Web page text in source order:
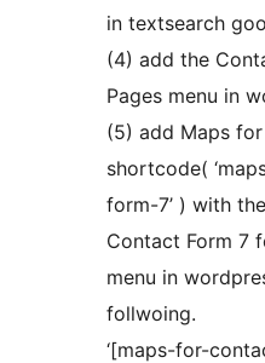
in textsearch
(4) add the
Pages menu in
(5) add Maps
shortcode(
form-7’ ) with
Contact Form 7
menu in wordpress. Examples
follwoing.
‘[maps-for-